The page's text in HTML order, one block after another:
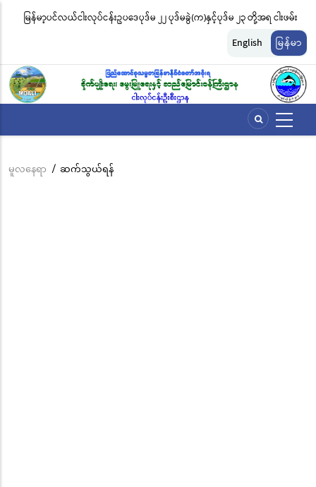
အဓိက
အကြောင်းအရာ
မည်
မြန်မာ့ပင်လယ်ငါးလုပ်ငန်းဥပဒေပုဒ်မ ၂၂ ပုဒ်မခွဲ(က)နှင့်ပုဒ်မ ၂၃ တို့အရ ငါးဖမ်း
ကိရိယာအမျိုးအစားအလိုက် လိုင်စင်ခနှုန်းထားများကို အောက်ပါအတိုင်း
မ
English မြန်မာ
Breadcrumb
မူလနေရာ / ဆက်သွယ်ရန်